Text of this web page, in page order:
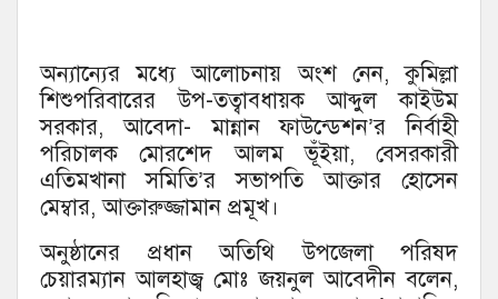
অন্যান্যের মধ্যে আলোচনায় অংশ নেন, কুমিল্লা
শিশুপরিবারের উপ-তত্বাবধায়ক আব্দুল কাইউম
সরকার, আবেদা- মান্নান ফাউন্ডেশন’র নির্বাহী
পরিচালক মোরশেদ আলম ভূঁইয়া, বেসরকারী
এতিমখানা সমিতি’র সভাপতি আক্তার হোসেন
মেম্বার, আক্তারুজ্জামান প্রমূখ।
অনুষ্ঠানের প্রধান অতিথি উপজেলা পরিষদ
চেয়ারম্যান আলহাজ্ব মোঃ জয়নুল আবেদীন বলেন,